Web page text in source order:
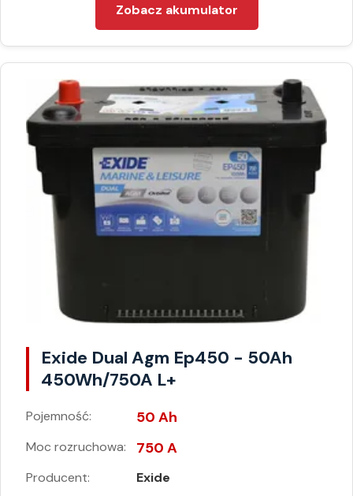
Zobacz akumulator
Exide Dual Agm Ep450 - 50Ah
450Wh/750A L+
Pojemność: 50 Ah
Moc rozruchowa: 750 A
Producent: Exide